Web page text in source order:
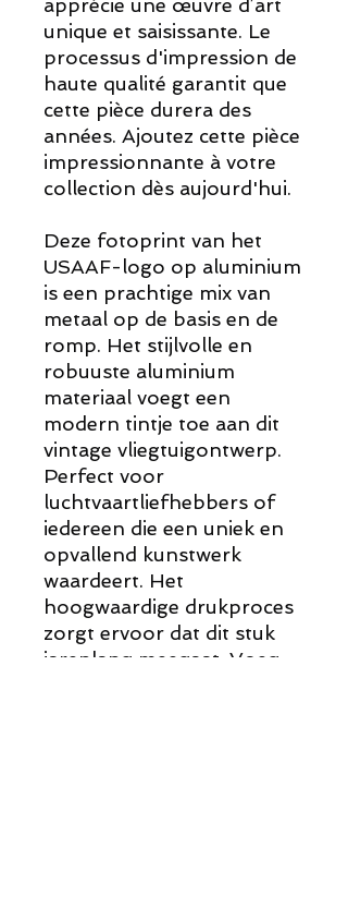
apprécie une œuvre d’art
unique et saisissante. Le
processus d'impression de
haute qualité garantit que
cette pièce durera des
années. Ajoutez cette pièce
impressionnante à votre
collection dès aujourd'hui.
Deze fotoprint van het
USAAF-logo op aluminium
is een prachtige mix van
metaal op de basis en de
romp. Het stijlvolle en
robuuste aluminium
materiaal voegt een
modern tintje toe aan dit
vintage vliegtuigontwerp.
Perfect voor
luchtvaartliefhebbers of
iedereen die een uniek en
opvallend kunstwerk
waardeert. Het
hoogwaardige drukproces
zorgt ervoor dat dit stuk
jarenlang meegaat. Voeg